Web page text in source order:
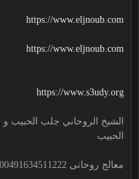
https://www.eljnoub.com
https://www.eljnoub.com
https://www.s3udy.org
الحبيب
معالج روحانى 00491634511222